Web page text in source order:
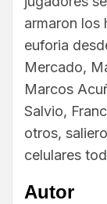
armaron los
euforia
Mercado,
Marcos
Salvio,
otros,
celulares
Autor